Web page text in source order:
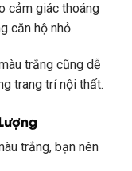
cảm giác thoáng
căn hộ nhỏ.
trắng cũng dễ
trang trí nội thất.
trắng, bạn nên